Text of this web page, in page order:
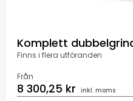
Komplett
Finns i flera utföranden
Från
8 300,25 kr inkl. moms